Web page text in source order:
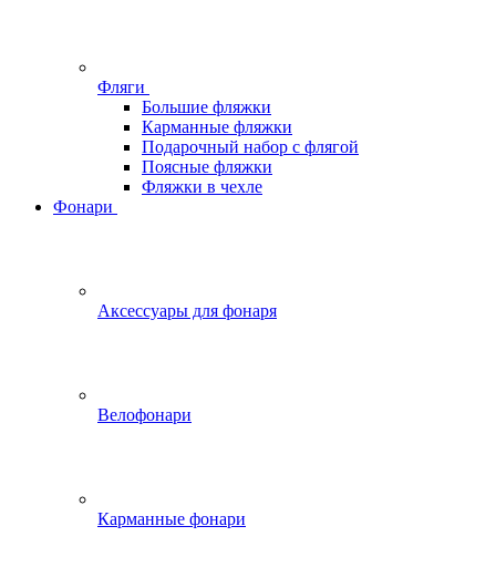
Фляги
Большие фляжки
Карманные фляжки
Подарочный набор с флягой
Поясные фляжки
Фляжки в чехле
Фонари
Аксессуары для фонаря
Велофонари
Карманные фонари